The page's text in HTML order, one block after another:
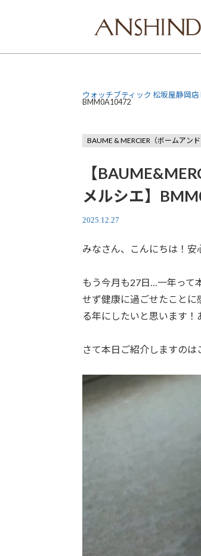
ウォッチブティック 松坂屋静岡店
BMM0A10472
BAUME & MERCIER（ボームアンド
【
メルシエ】
2025.12.27
みなさん、こんにちは！
もう今月も27日…一年って
せず健康に過ごせたことに
る年にしたいと思います！
さて本日ご紹介しますのは